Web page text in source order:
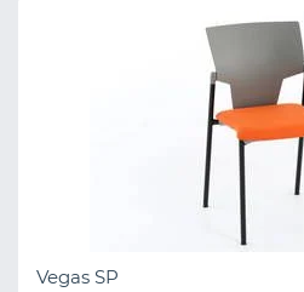
Vegas SP